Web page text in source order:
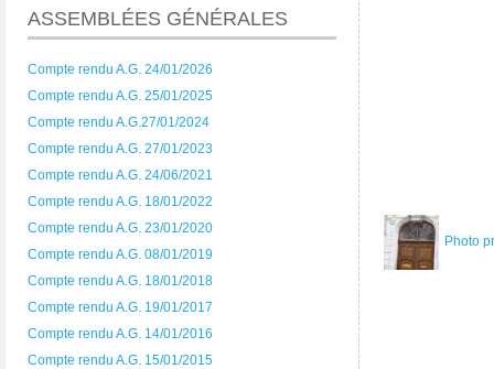
ASSEMBLÉES GÉNÉRALES
Compte rendu A.G. 24/01/2026
Compte rendu A.G. 25/01/2025
Compte rendu A.G.27/01/2024
Compte rendu A.G. 27/01/2023
Compte rendu A.G. 24/06/2021
Compte rendu A.G. 18/01/2022
Compte rendu A.G. 23/01/2020
Compte rendu A.G. 08/01/2019
Compte rendu A.G. 18/01/2018
Compte rendu A.G. 19/01/2017
Compte rendu A.G. 14/01/2016
Compte rendu A.G. 15/01/2015
Photo